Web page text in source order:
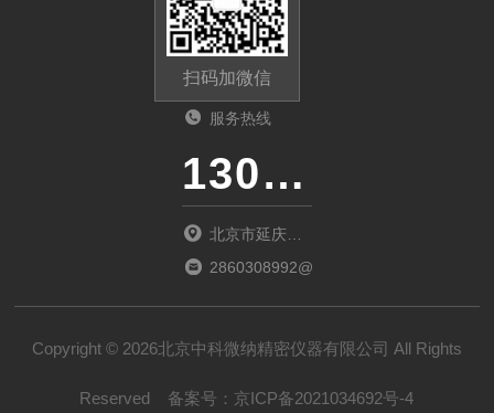
扫码加微信
服务热线
13011285763
北京市延庆区
中关村延庆园
2860308992@qq.com
Copyright © 2026北京中科微纳精密仪器有限公司 All Rights
Reserved 备案号： 京ICP备2021034692号-4